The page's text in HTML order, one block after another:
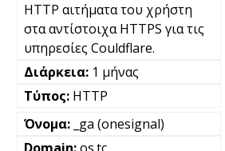
HTTP αιτήματα του χρήστη
στα αντίστοιχα HTTPS για τις
υπηρεσίες Couldflare.
1 μήνας
HTTP
_ga (onesignal)